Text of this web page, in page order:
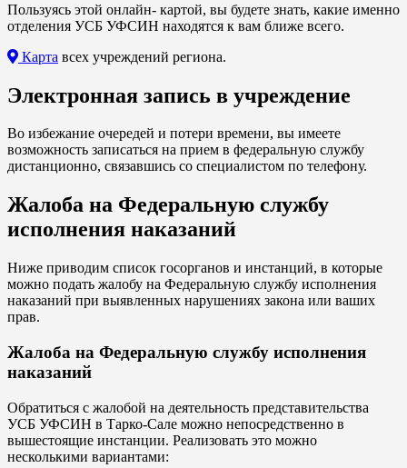
Пользуясь этой онлайн- картой, вы будете знать, какие именно
отделения УСБ УФСИН находятся к вам ближе всего.
Карта всех учреждений региона.
Электронная запись в учреждение
Во избежание очередей и потери времени, вы имеете
возможность записаться на прием в федеральную службу
дистанционно, связавшись со специалистом по телефону.
Жалоба на Федеральную службу
исполнения наказаний
Ниже приводим список госорганов и инстанций, в которые
можно подать жалобу на Федеральную службу исполнения
наказаний при выявленных нарушениях закона или ваших
прав.
Жалоба на Федеральную службу исполнения
наказаний
Обратиться с жалобой на деятельность представительства
УСБ УФСИН в Тарко-Сале можно непосредственно в
вышестоящие инстанции. Реализовать это можно
несколькими вариантами: